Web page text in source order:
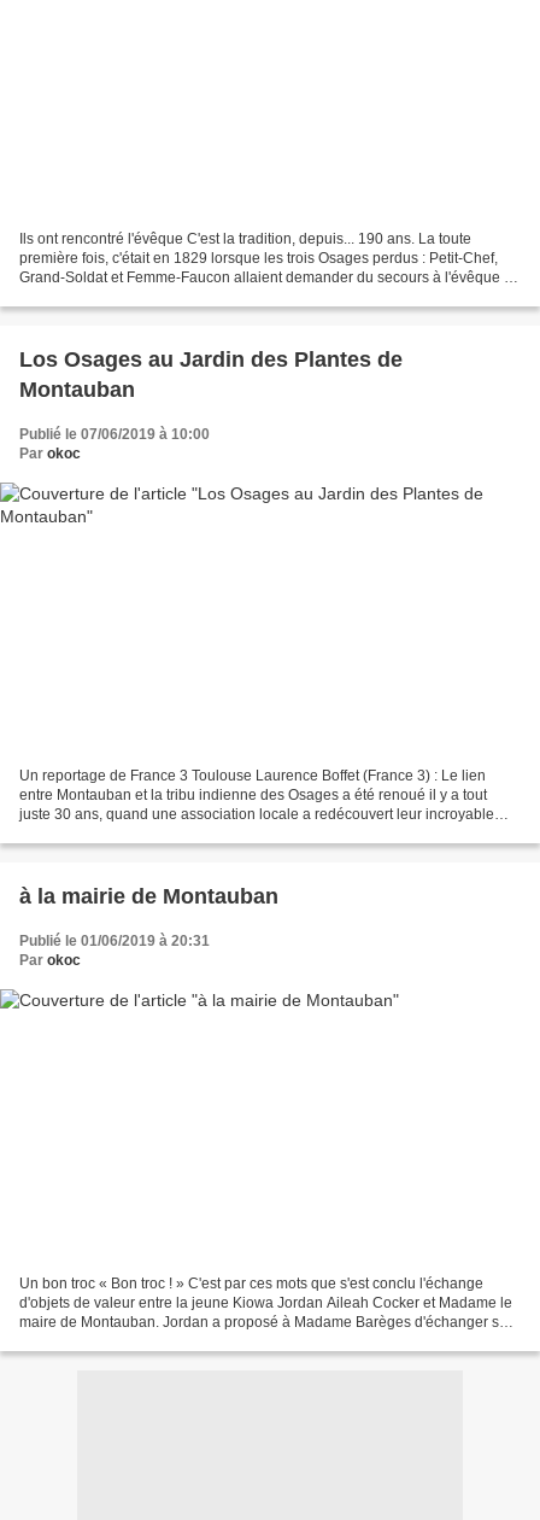
Ils ont rencontré l'évêque C'est la tradition, depuis... 190 ans. La toute
première fois, c'était en 1829 lorsque les trois Osages perdus : Petit-Chef,
Grand-Soldat et Femme-Faucon allaient demander du secours à l'évêque de
Los Osages au Jardin des Plantes de
Montauban
Publié le 07/06/2019 à 10:00
Par okoc
Un reportage de France 3 Toulouse Laurence Boffet (France 3) : Le lien
entre Montauban et la tribu indienne des Osages a été renoué il y a tout
juste 30 ans, quand une association locale a redécouvert leur incroyable
à la mairie de Montauban
Publié le 01/06/2019 à 20:31
Par okoc
Un bon troc « Bon troc ! » C'est par ces mots que s'est conclu l'échange
d'objets de valeur entre la jeune Kiowa Jordan Aileah Cocker et Madame le
maire de Montauban. Jordan a proposé à Madame Barèges d'échanger son